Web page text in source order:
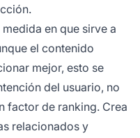
en que sirve a
el contenido
mejor, esto se
del usuario, no
factor de ranking. Crea
relacionados y